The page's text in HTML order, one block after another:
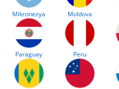
Mikronezya Moldova
Paraguay Peru